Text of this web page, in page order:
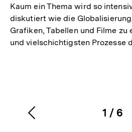
Kaum ein Thema wird so
diskutiert wie die
Grafiken, Tabellen und Filme
und vielschichtigsten Prozesse
1
von
/ 6
Vorherigen